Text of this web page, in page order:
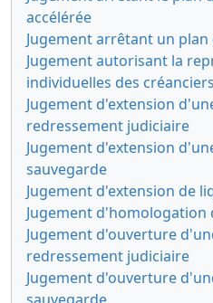
accélérée
Jugement arrêtant un plan
Jugement autorisant la
individuelles des créanciers
Jugement d'extension
redressement judiciaire
Jugement d'extension
sauvegarde
Jugement d'extension de
Jugement d'homologation
Jugement d'ouverture
redressement judiciaire
Jugement d'ouverture